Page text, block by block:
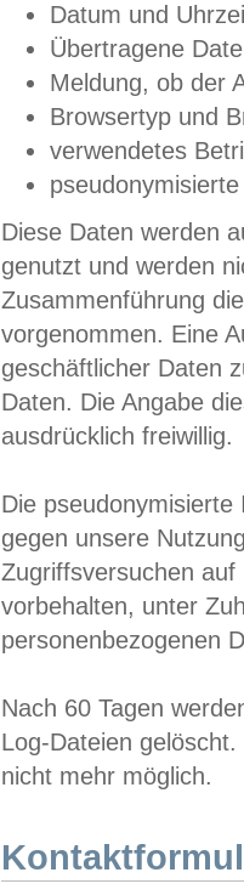
Datum und
Übertragene
Meldung, ob der
Browsertyp und
verwendetes
Diese Daten werden
genutzt und werden
Zusammenführung
vorgenommen. Eine
geschäftlicher Daten
Daten. Die Angabe
ausdrücklich freiwillig.
Die
gegen unsere
Zugriffsversuchen
vorbehalten, unter
personenbezogenen
Nach 60 Tagen
Log-Dateien
nicht mehr möglich.